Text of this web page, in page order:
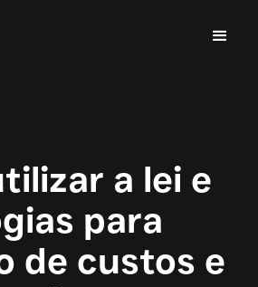
a lei e
para
de custos e